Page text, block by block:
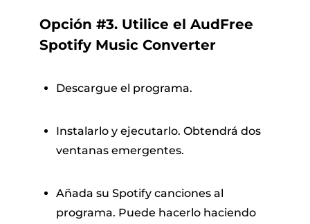
Opción #3. Utilice el AudFree
Spotify Music Converter
Descargue el programa.
Instalarlo y ejecutarlo. Obtendrá dos
ventanas emergentes.
Añada su Spotify canciones al
programa. Puede hacerlo haciendo